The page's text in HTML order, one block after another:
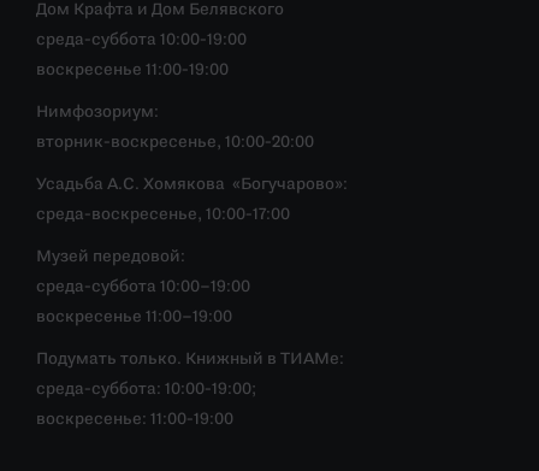
Дом Крафта и Дом Белявского
среда-суббота 10:00-19:00
воскресенье 11:00-19:00
Нимфозориум:
вторник-воскресенье, 10:00-20:00
Усадьба А.С. Хомякова «Богучарово»:
среда-воскресенье, 10:00-17:00
Музей передовой:
среда-суббота 10:00–19:00
воскресенье 11:00–19:00
Подумать только. Книжный в ТИАМе:
среда-суббота: 10:00-19:00;
воскресенье: 11:00-19:00